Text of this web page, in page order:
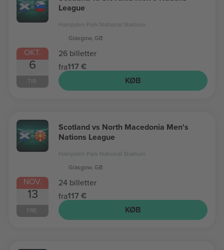
OKT.
6
TIR.
League
Hampden Park National Stadium
Glasgow, GB
26 billetter
fra117 €
KØB
NOV.
13
FRE.
Scotland vs North Macedonia Men's
Nations League
Hampden Park National Stadium
Glasgow, GB
24 billetter
fra117 €
KØB